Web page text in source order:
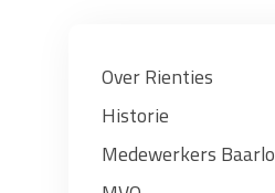
Over Rienties
Historie
Medewerkers Baarlo